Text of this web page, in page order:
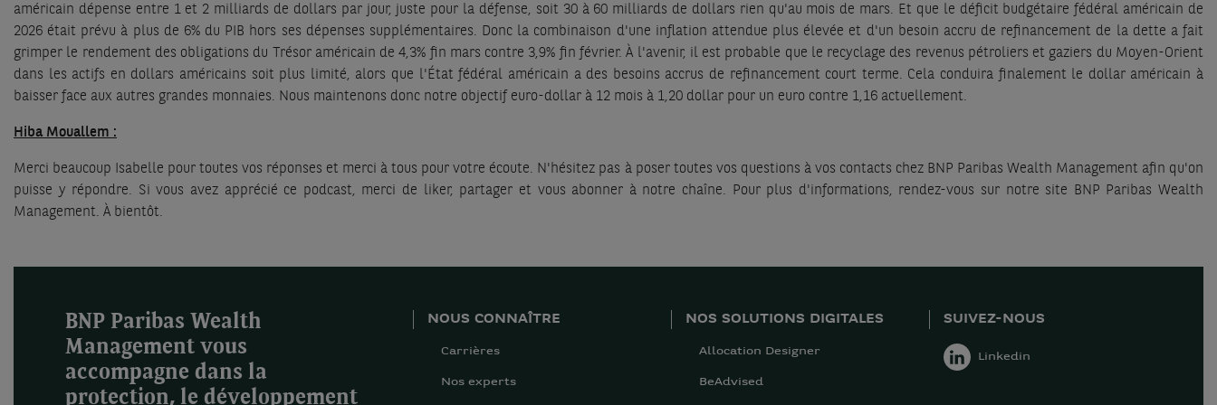
américain dépense entre 1 et 2 milliards de dollars par jour, juste pour la défense, soit 30 à 60 milliards de dollars rien qu'au mois de mars. Et que le déficit budgétaire fédéral américain de
2026 était prévu à plus de 6% du PIB hors ses dépenses supplémentaires. Donc la combinaison d'une inflation attendue plus élevée et d'un besoin accru de refinancement de la dette a fait
grimper le rendement des obligations du Trésor américain de 4,3% fin mars contre 3,9% fin février. À l'avenir, il est probable que le recyclage des revenus pétroliers et gaziers du Moyen-Orient
dans les actifs en dollars américains soit plus limité, alors que l'État fédéral américain a des besoins accrus de refinancement court terme. Cela conduira finalement le dollar américain à
baisser face aux autres grandes monnaies. Nous maintenons donc notre objectif euro-dollar à 12 mois à 1,20 dollar pour un euro contre 1,16 actuellement.
Hiba Mouallem :
Merci beaucoup Isabelle pour toutes vos réponses et merci à tous pour votre écoute. N'hésitez pas à poser toutes vos questions à vos contacts chez BNP Paribas Wealth Management afin qu'on
puisse y répondre. Si vous avez apprécié ce podcast, merci de liker, partager et vous abonner à notre chaîne. Pour plus d'informations, rendez-vous sur notre site BNP Paribas Wealth
Management. À bientôt.
BNP Paribas Wealth
Management vous
accompagne dans la
protection, le développement
NOUS CONNAÎTRE
Carrières
Nos experts
NOS SOLUTIONS DIGITALES
Allocation Designer
BeAdvised
SUIVEZ-NOUS
Linkedin